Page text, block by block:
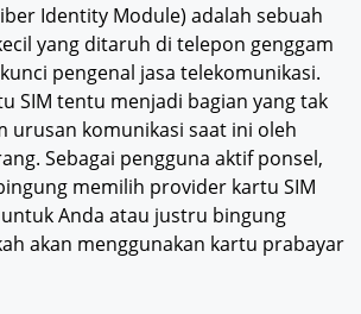
Identity Module) adalah sebuah
yang ditaruh di telepon genggam
pengenal jasa telekomunikasi.
SIM tentu menjadi bagian yang tak
urusan komunikasi saat ini oleh
Sebagai pengguna aktif ponsel,
memilih provider kartu SIM
Anda atau justru bingung
akan menggunakan kartu prabayar